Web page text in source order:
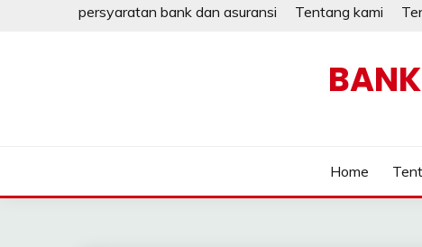
persyaratan bank dan asuransi
Tentang kami
Home